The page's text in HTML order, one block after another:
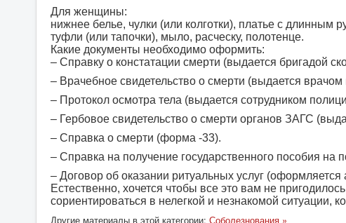
Для женщины:
нижнее белье, чулки (или колготки), платье с длинным
туфли (или тапочки), мыло, расческу, полотенце.
Какие документы необходимо оформить:
– Справку о констатации смерти (выдается бригадой
– Врачебное свидетельство о смерти (выдается
– Протокол осмотра тела (выдается сотрудником
– Гербовое свидетельство о смерти органов ЗАГС
– Справка о смерти (форма -33).
– Справка на получение государственного пособия
– Договор об оказании ритуальных услуг
Естественно, хочется чтобы все это вам не
сориентироваться в нелегкой и незнакомой ситуации,
Другие материалы в этой категории: Соболезнования »